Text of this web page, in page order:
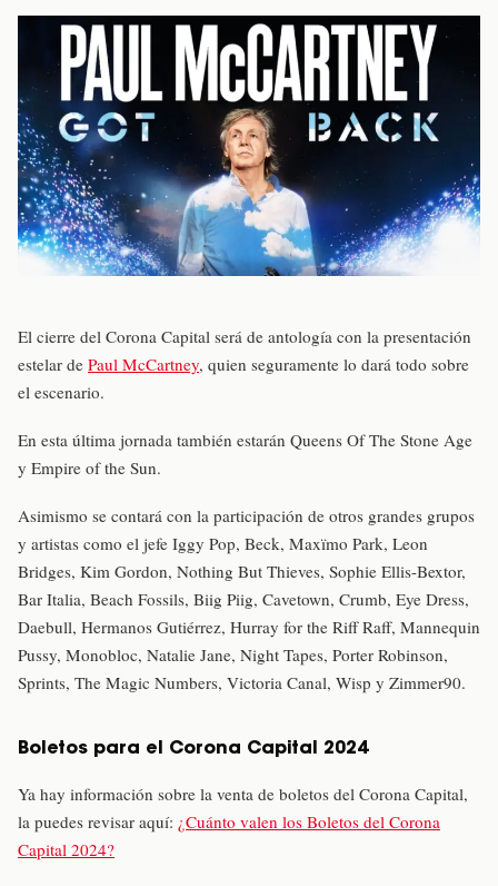
El cierre del Corona Capital será de antología con la presentación
estelar de Paul McCartney, quien seguramente lo dará todo sobre
el escenario.
En esta última jornada también estarán Queens Of The Stone Age
y Empire of the Sun.
Asimismo se contará con la participación de otros grandes grupos
y artistas como el jefe Iggy Pop, Beck, Maxïmo Park, Leon
Bridges, Kim Gordon, Nothing But Thieves, Sophie Ellis-Bextor,
Bar Italia, Beach Fossils, Biig Piig, Cavetown, Crumb, Eye Dress,
Daebull, Hermanos Gutiérrez, Hurray for the Riff Raff, Mannequin
Pussy, Monobloc, Natalie Jane, Night Tapes, Porter Robinson,
Sprints, The Magic Numbers, Victoria Canal, Wisp y Zimmer90.
Boletos para el Corona Capital 2024
Ya hay información sobre la venta de boletos del Corona Capital,
la puedes revisar aquí: ¿Cuánto valen los Boletos del Corona
Capital 2024?